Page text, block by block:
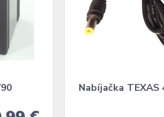
Nabíjačka TEXAS